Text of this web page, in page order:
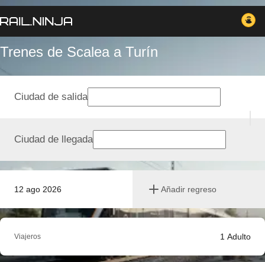
Trenes de Scalea a Turín
12 ago 2026 Añadir regreso
Ciudad de salida
Ciudad de llegada
Viajeros 1 Adulto